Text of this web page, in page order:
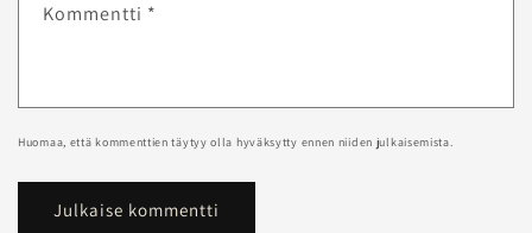
Kommentti *
Huomaa, että kommenttien täytyy olla hyväksytty ennen niiden julkaisemista.